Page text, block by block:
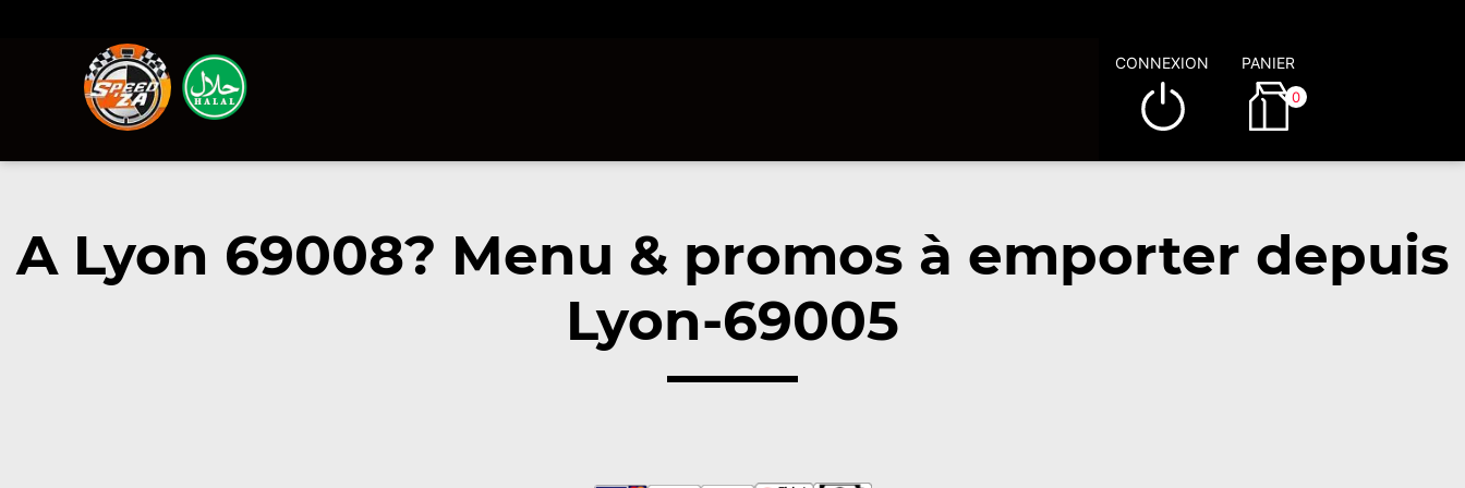
CONNEXION PANIER
0
A Lyon 69008? Menu & promos à emporter depuis
Lyon-69005